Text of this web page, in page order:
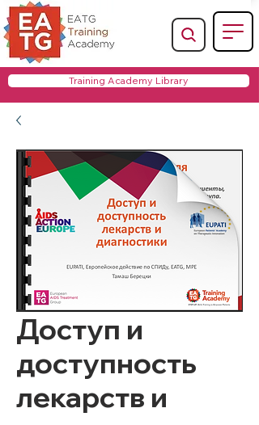
Training Academy Library
Доступ и
доступность
лекарств и